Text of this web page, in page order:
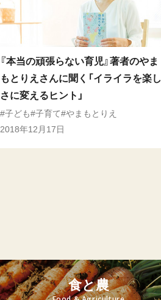
『本当の頑張らない育児』著者のやま
もとりえさんに聞く「イライラを楽し
さに変えるヒント」
子ども 子育て
やまもとりえ
2018年12月17日
食と農